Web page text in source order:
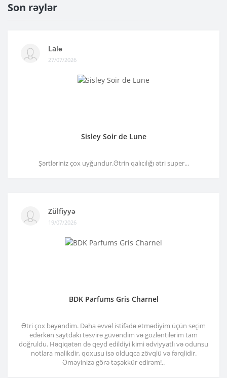
Son rəylər
Lalə
27/07/2026
Sisley Soir de Lune
Şərtləriniz çox uyğundur.Ətrin qalıcılığı ətri super...
Zülfiyyə
19/07/2026
BDK Parfums Gris Charnel
Ətri çox bəyəndim. Daha əvvəl istifadə etmədiyim üçün seçim
edərkən saytdakı təsvirə güvəndim və gözləntilərim tam
doğruldu. Həqiqətən də qeyd edildiyi kimi ədviyyatlı və odunsu
notlara malikdir, qoxusu isə olduqca zövqlü və fərqlidir.
Əməyinizə görə təşəkkür edirəm!..